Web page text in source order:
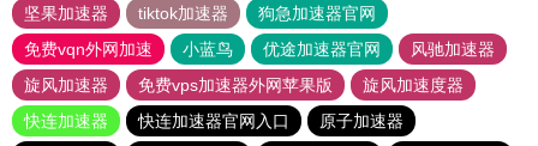
坚果加速器
tiktok加速器
狗急加速器官网
免费vqn外网加速
小蓝鸟 优途加速器官网
风驰加速器
旋风加速器
免费vps加速器外网苹果版
旋风加速度器
快连加速器
快连加速器官网入口
原子加速器